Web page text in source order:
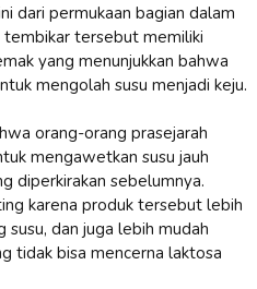
dari permukaan bagian dalam
tersebut memiliki
yang menunjukkan bahwa
mengolah susu menjadi keju.
orang-orang prasejarah
mengawetkan susu jauh
diperkirakan sebelumnya.
karena produk tersebut lebih
dan juga lebih mudah
tidak bisa mencerna laktosa